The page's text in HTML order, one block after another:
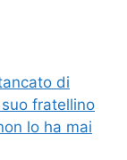
di
fratellino
lo ha mai